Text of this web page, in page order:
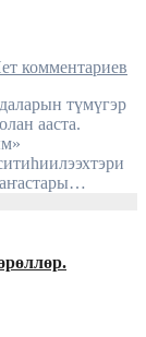
комментариев
ааста.